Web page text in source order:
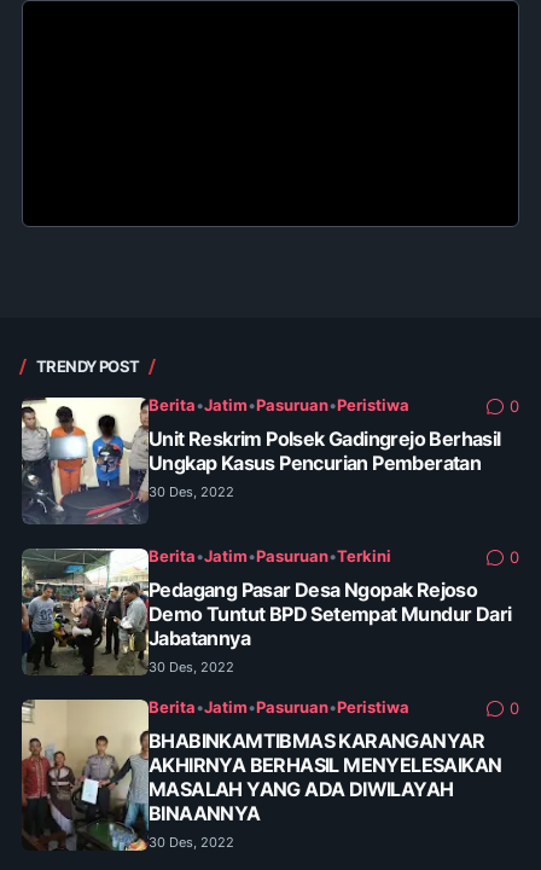
TRENDY POST
Berita•Jatim•Pasuruan•Peristiwa 0
Unit Reskrim Polsek Gadingrejo Berhasil
Ungkap Kasus Pencurian Pemberatan
30 Des, 2022
Berita•Jatim•Pasuruan•Terkini 0
Pedagang Pasar Desa Ngopak Rejoso
Demo Tuntut BPD Setempat Mundur Dari
Jabatannya
30 Des, 2022
Berita•Jatim•Pasuruan•Peristiwa 0
BHABINKAMTIBMAS KARANGANYAR
AKHIRNYA BERHASIL MENYELESAIKAN
MASALAH YANG ADA DIWILAYAH
BINAANNYA
30 Des, 2022